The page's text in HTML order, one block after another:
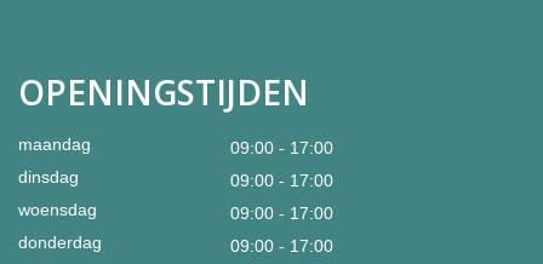
OPENINGSTIJDEN
maandag
09:00 - 17:00
dinsdag
09:00 - 17:00
woensdag
09:00 - 17:00
donderdag
09:00 - 17:00